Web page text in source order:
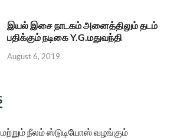
இயல் இசை நாடகம் அனைத்திலும் தடம்
பதிக்கும் நடிகை Y.G.மதுவந்தி
August 6, 2019
மற்றும் நீலம் ஸ்டுடியோஸ் வழங்கும்